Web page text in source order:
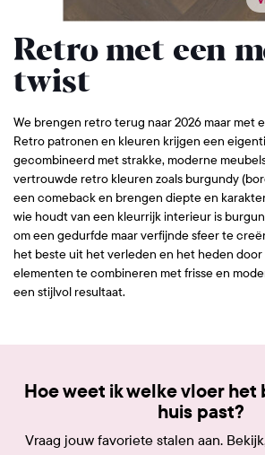
Retro met een
twist
We brengen retro terug naar 2026 maar met
Retro patronen en kleuren krijgen een
gecombineerd met strakke, moderne
vertrouwde retro kleuren zoals burgundy
een comeback en brengen diepte en
wie houdt van een kleurrijk interieur is
om een gedurfde maar verfijnde sfeer te
het beste uit het verleden en het heden
elementen te combineren met frisse en
een stijlvol resultaat.
Hoe weet ik welke vloer
huis past?
Vraag jouw favoriete stalen aan.